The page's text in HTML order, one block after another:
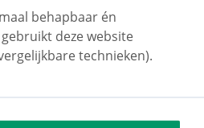
behapbaar én
deze website
technieken).